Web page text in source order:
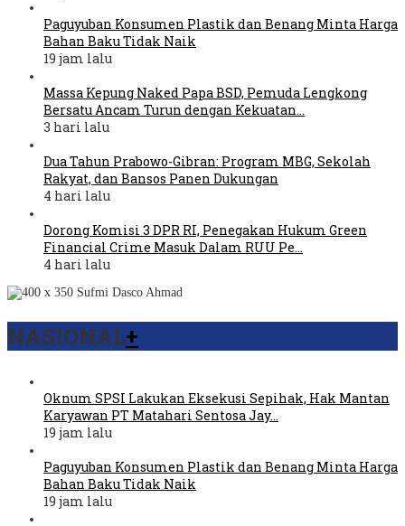
Paguyuban Konsumen Plastik dan Benang Minta Harga
Bahan Baku Tidak Naik
19 jam lalu
Massa Kepung Naked Papa BSD, Pemuda Lengkong
Bersatu Ancam Turun dengan Kekuatan…
3 hari lalu
Dua Tahun Prabowo-Gibran: Program MBG, Sekolah
Rakyat, dan Bansos Panen Dukungan
4 hari lalu
Dorong Komisi 3 DPR RI, Penegakan Hukum Green
Financial Crime Masuk Dalam RUU Pe…
4 hari lalu
NASIONAL+
Oknum SPSI Lakukan Eksekusi Sepihak, Hak Mantan
Karyawan PT Matahari Sentosa Jay…
19 jam lalu
Paguyuban Konsumen Plastik dan Benang Minta Harga
Bahan Baku Tidak Naik
19 jam lalu